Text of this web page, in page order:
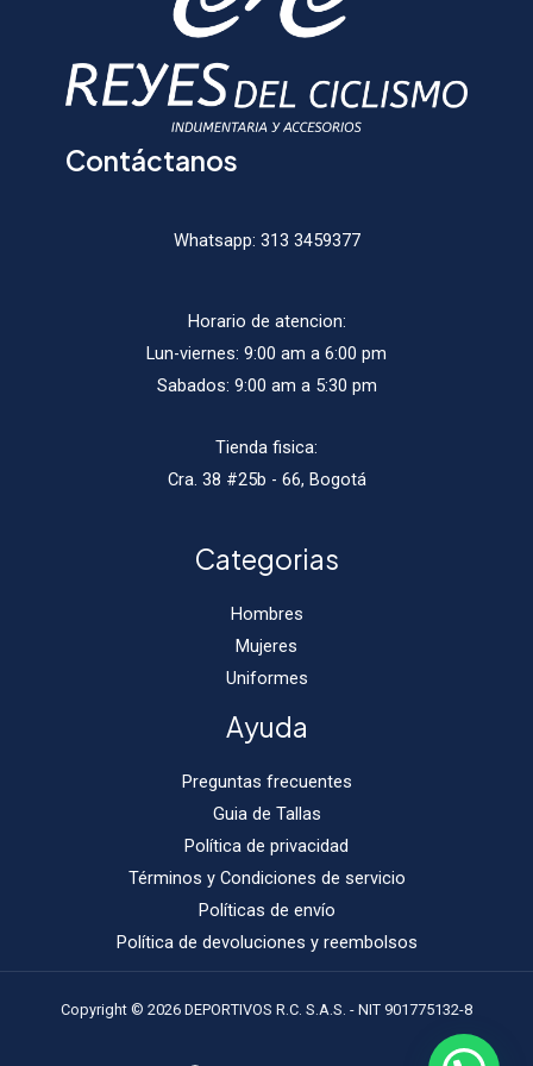
la
de
producto
Contáctanos
Whatsapp: 313 3459377
Horario de atencion:
Lun-viernes: 9:00 am a 6:00 pm
Sabados: 9:00 am a 5:30 pm
Tienda fisica:
Cra. 38 #25b - 66, Bogotá
Categorias
Hombres
Mujeres
Uniformes
Ayuda
Preguntas frecuentes
Guia de Tallas
Política de privacidad
Términos y Condiciones de servicio
Políticas de envío
Política de devoluciones y reembolsos
Copyright © 2026 DEPORTIVOS R.C. S.A.S. - NIT 901775132-8